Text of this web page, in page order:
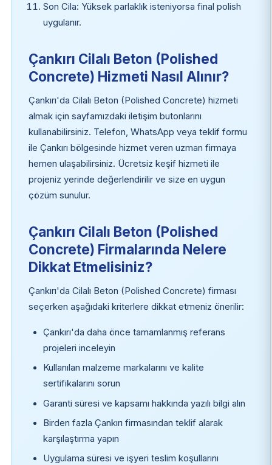
Son Cila: Yüksek parlaklık isteniyorsa final polish
uygulanır.
Çankırı Cilalı Beton (Polished
Concrete) Hizmeti Nasıl Alınır?
Çankırı'da Cilalı Beton (Polished Concrete) hizmeti
almak için sayfamızdaki iletişim butonlarını
kullanabilirsiniz. Telefon, WhatsApp veya teklif formu
ile Çankırı bölgesinde hizmet veren uzman firmaya
hemen ulaşabilirsiniz. Ücretsiz keşif hizmeti ile
projeniz yerinde değerlendirilir ve size en uygun
çözüm sunulur.
Çankırı Cilalı Beton (Polished
Concrete) Firmalarında Nelere
Dikkat Etmelisiniz?
Çankırı'da Cilalı Beton (Polished Concrete) firması
seçerken aşağıdaki kriterlere dikkat etmeniz önerilir:
Çankırı'da daha önce tamamlanmış referans
projeleri inceleyin
Kullanılan malzeme markalarını ve kalite
sertifikalarını sorun
Garanti süresi ve kapsamı hakkında yazılı bilgi alın
Birden fazla Çankırı firmasından teklif alarak
karşılaştırma yapın
Uygulama süresi ve işyeri teslim koşullarını